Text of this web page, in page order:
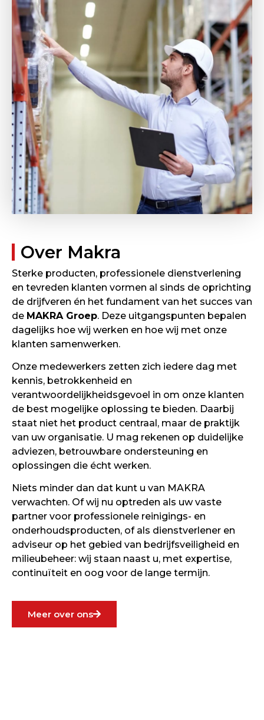
Over Makra
Sterke producten, professionele dienstverlening
en tevreden klanten vormen al sinds de oprichting
de drijfveren én het fundament van het succes van
de MAKRA Groep. Deze uitgangspunten bepalen
dagelijks hoe wij werken en hoe wij met onze
klanten samenwerken.
Onze medewerkers zetten zich iedere dag met
kennis, betrokkenheid en
verantwoordelijkheidsgevoel in om onze klanten
de best mogelijke oplossing te bieden. Daarbij
staat niet het product centraal, maar de praktijk
van uw organisatie. U mag rekenen op duidelijke
adviezen, betrouwbare ondersteuning en
oplossingen die écht werken.
Niets minder dan dat kunt u van MAKRA
verwachten. Of wij nu optreden als uw vaste
partner voor professionele reinigings- en
onderhoudsproducten, of als dienstverlener en
adviseur op het gebied van bedrijfsveiligheid en
milieubeheer: wij staan naast u, met expertise,
continuïteit en oog voor de lange termijn.
Meer over ons